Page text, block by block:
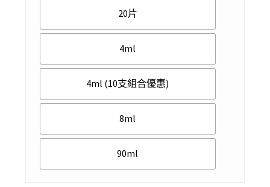
20片
4ml
4ml (10支組合優惠)
8ml
90ml